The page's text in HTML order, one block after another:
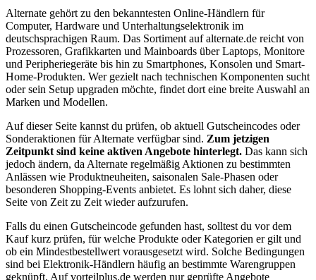
Alternate gehört zu den bekanntesten Online-Händlern für
Computer, Hardware und Unterhaltungselektronik im
deutschsprachigen Raum. Das Sortiment auf alternate.de reicht von
Prozessoren, Grafikkarten und Mainboards über Laptops, Monitore
und Peripheriegeräte bis hin zu Smartphones, Konsolen und Smart-
Home-Produkten. Wer gezielt nach technischen Komponenten sucht
oder sein Setup upgraden möchte, findet dort eine breite Auswahl an
Marken und Modellen.
Auf dieser Seite kannst du prüfen, ob aktuell Gutscheincodes oder
Sonderaktionen für Alternate verfügbar sind. Zum jetzigen
Zeitpunkt sind keine aktiven Angebote hinterlegt. Das kann sich
jedoch ändern, da Alternate regelmäßig Aktionen zu bestimmten
Anlässen wie Produktneuheiten, saisonalen Sale-Phasen oder
besonderen Shopping-Events anbietet. Es lohnt sich daher, diese
Seite von Zeit zu Zeit wieder aufzurufen.
Falls du einen Gutscheincode gefunden hast, solltest du vor dem
Kauf kurz prüfen, für welche Produkte oder Kategorien er gilt und
ob ein Mindestbestellwert vorausgesetzt wird. Solche Bedingungen
sind bei Elektronik-Händlern häufig an bestimmte Warengruppen
geknüpft. Auf vorteilplus.de werden nur geprüfte Angebote